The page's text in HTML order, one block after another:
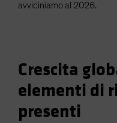
avviciniamo al 2026.
Crescita
elementi di
presenti